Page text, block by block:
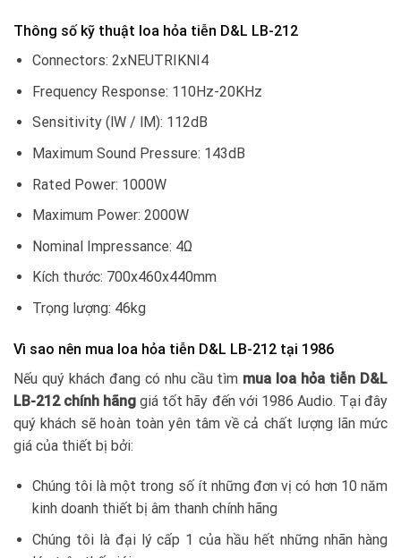
Thông số kỹ thuật loa hỏa tiễn D&L LB-212
Connectors: 2xNEUTRIKNI4
Frequency Response: 110Hz-20KHz
Sensitivity (lW / lM): 112dB
Maximum Sound Pressure: 143dB
Rated Power: 1000W
Maximum Power: 2000W
Nominal Impressance: 4Ω
Kích thước: 700x460x440mm
Trọng lượng: 46kg
Vì sao nên mua loa hỏa tiễn D&L LB-212 tại 1986
Nếu quý khách đang có nhu cầu tìm mua loa hỏa tiễn D&L
LB-212 chính hãng giá tốt hãy đến với 1986 Audio. Tại đây
quý khách sẽ hoàn toàn yên tâm về cả chất lượng lãn mức
giá của thiết bị bởi:
Chúng tôi là một trong số ít những đơn vị có hơn 10 năm
kinh doanh thiết bị âm thanh chính hãng
Chúng tôi là đại lý cấp 1 của hầu hết những nhãn hàng